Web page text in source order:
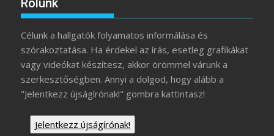
Rólunk
Célunk a hallgatók folyamatos informálása és
szórakoztatása. Ha érdekel az írás, esetleg grafikákat
vagy videókat készítesz, akkor örömmel várunk a
szerkesztőségben. Annyi a dolgod, hogy alább a
"Jelentkezz újságírónak!" gombra kattintasz!
Jelentkezz újságírónak!